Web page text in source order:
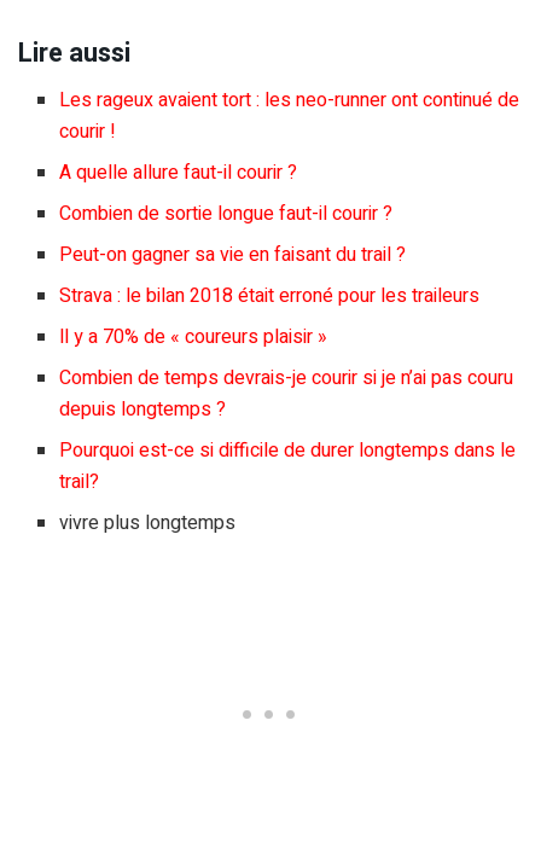
Lire aussi
Les rageux avaient tort : les neo-runner ont continué de
courir !
A quelle allure faut-il courir ?
Combien de sortie longue faut-il courir ?
Peut-on gagner sa vie en faisant du trail ?
Strava : le bilan 2018 était erroné pour les traileurs
ll y a 70% de « coureurs plaisir »
Combien de temps devrais-je courir si je n’ai pas couru
depuis longtemps ?
Pourquoi est-ce si difficile de durer longtemps dans le
trail?
vivre plus longtemps